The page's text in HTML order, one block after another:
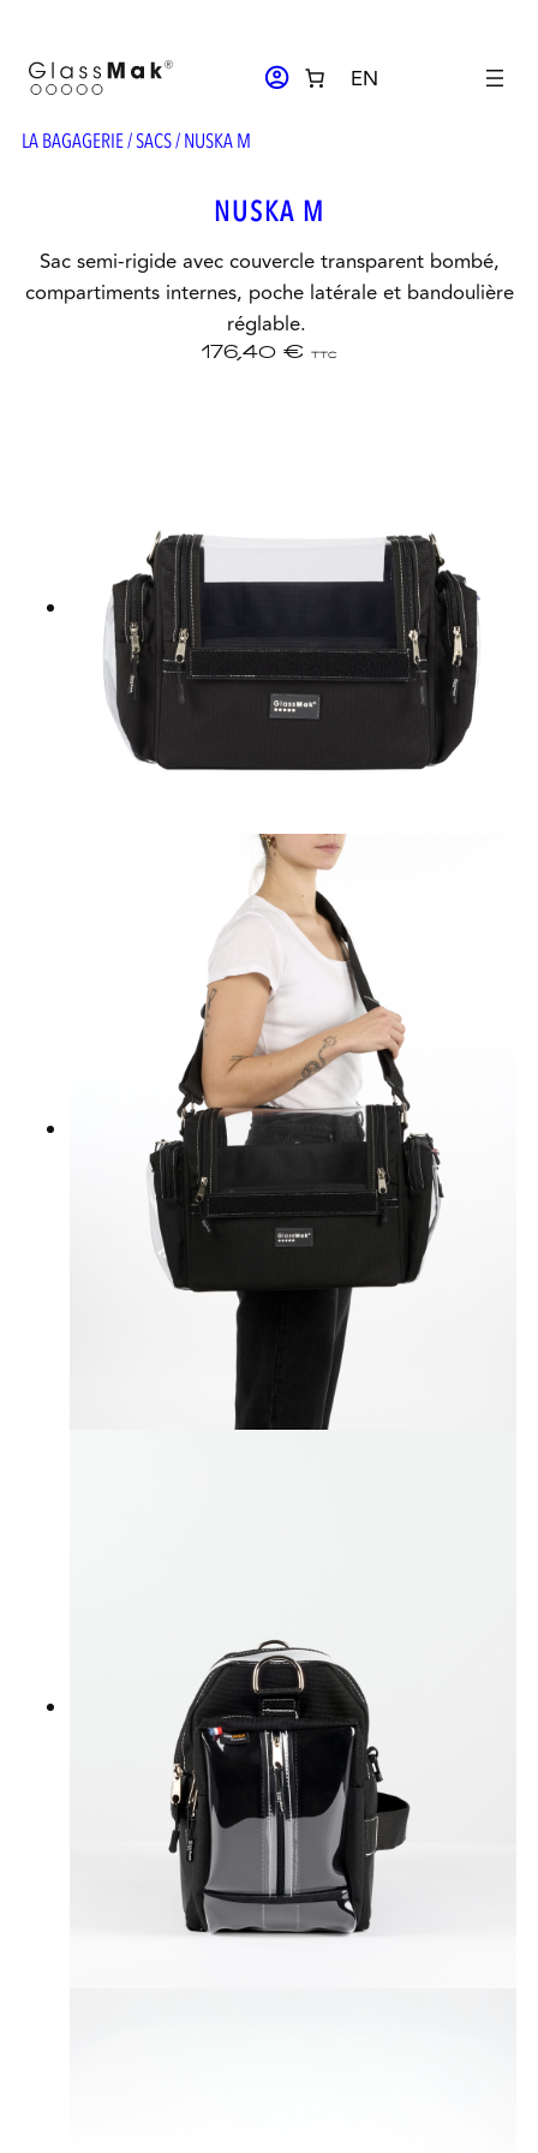
contenu
ACCOUNT_CIRCLE EN
LA BAGAGERIE/SACS/ NUSKA M
NUSKA M
Sac semi-rigide avec couvercle transparent bombé,
compartiments internes, poche latérale et bandoulière
réglable.
176,40 € TTC